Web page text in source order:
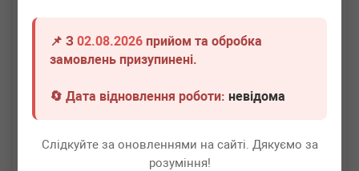
📌 З02.08.2026 прийом та обробка
замовлень призупинені.
🔄 Дата відновлення роботи:невідома
Слідкуйте за оновленнями на сайті. Дякуємо за
розуміння!
BMW 12410392577
Болт кріплення стартера (к-кт) BMW 5 (E60) N52/N53
Термін 1 дн.
580 грн